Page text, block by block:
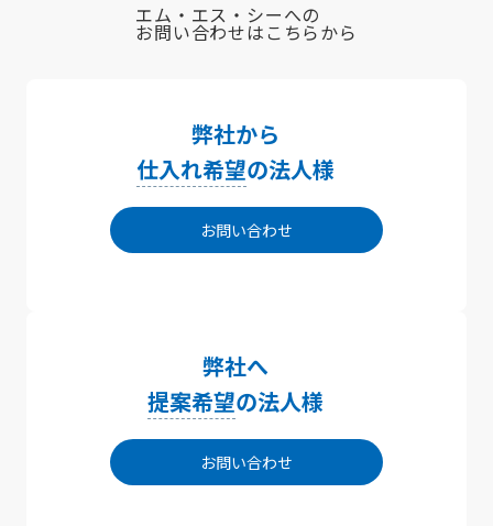
エム・エス・シーへの
お問い合わせはこちらから
弊社から
仕入れ希望の法人様
お問い合わせ
弊社へ
提案希望の法人様
お問い合わせ